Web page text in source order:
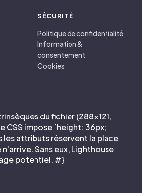
SÉCURITÉ
Politique de confidentialité
Information &
consentement
Cookies
du fichier (288×121,
CSS impose `height: 36px;
les attributs réservent la place
Sans eux, Lighthouse
potentiel. #}